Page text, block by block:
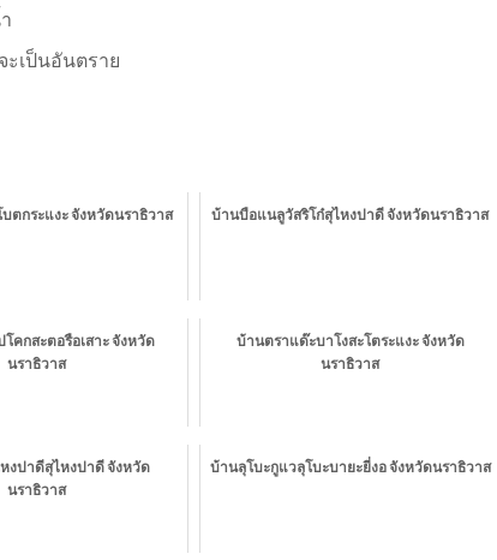
เป็นอันตราย
ตกระแงะ จังหวัดนราธิวาส บ้านบือแนลูวัสริโก๋สุไหงปาดี จังหวัดนราธิวาส
คกสะตอรือเสาะ จังหวัด
นราธิวาส
บ้านตราแด๊ะบาโงสะโตระแงะ จังหวัด
นราธิวาส
งปาดีสุไหงปาดี จังหวัด
นราธิวาส
บ้านลุโบะกูแวลุโบะบายะยี่งอ จังหวัดนราธิวาส